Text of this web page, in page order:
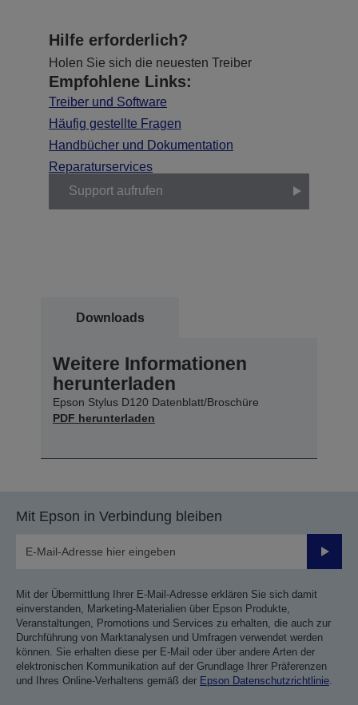
Hilfe erforderlich?
Holen Sie sich die neuesten Treiber
Empfohlene Links:
Treiber und Software
Häufig gestellte Fragen
Handbücher und Dokumentation
Reparaturservices
Support aufrufen
Downloads
Weitere Informationen
herunterladen
Epson Stylus D120 Datenblatt/Broschüre
PDF herunterladen
Mit Epson in Verbindung bleiben
Mit der Übermittlung Ihrer E-Mail-Adresse erklären Sie sich damit
einverstanden, Marketing-Materialien über Epson Produkte,
Veranstaltungen, Promotions und Services zu erhalten, die auch zur
Durchführung von Marktanalysen und Umfragen verwendet werden
können. Sie erhalten diese per E-Mail oder über andere Arten der
elektronischen Kommunikation auf der Grundlage Ihrer Präferenzen
und Ihres Online-Verhaltens gemäß der Epson Datenschutzrichtlinie